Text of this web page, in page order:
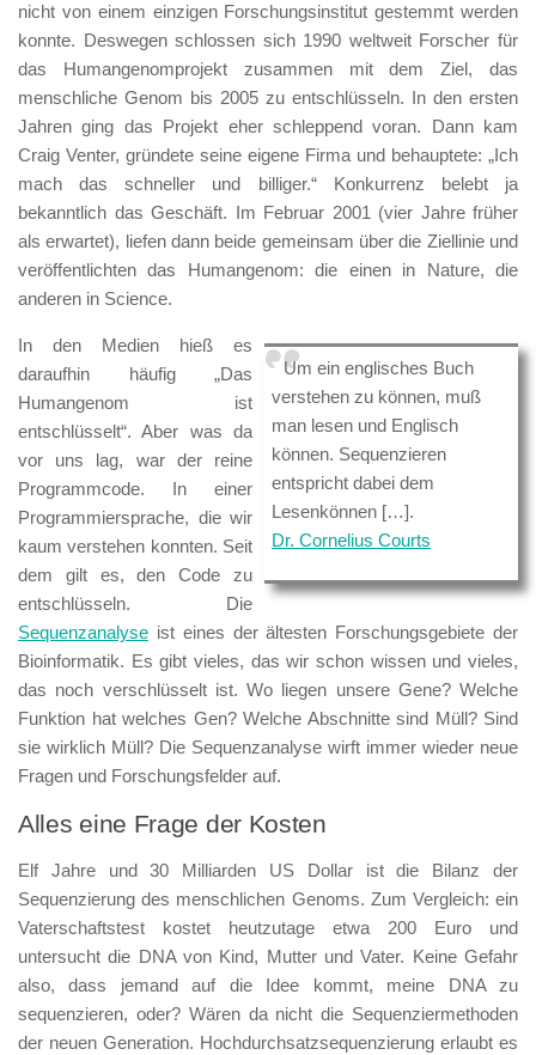
nicht von einem einzigen Forschungsinstitut gestemmt werden
konnte. Deswegen schlossen sich 1990 weltweit Forscher für
das Humangenomprojekt zusammen mit dem Ziel, das
menschliche Genom bis 2005 zu entschlüsseln. In den ersten
Jahren ging das Projekt eher schleppend voran. Dann kam
Craig Venter, gründete seine eigene Firma und behauptete: „Ich
mach das schneller und billiger.“ Konkurrenz belebt ja
bekanntlich das Geschäft. Im Februar 2001 (vier Jahre früher
als erwartet), liefen dann beide gemeinsam über die Ziellinie und
veröffentlichten das Humangenom: die einen in Nature, die
anderen in Science.
Um ein englisches Buch
verstehen zu können, muß
man lesen und Englisch
können. Sequenzieren
entspricht dabei dem
Lesenkönnen […].
Dr. Cornelius Courts
In den Medien hieß es
daraufhin häufig „Das
Humangenom ist
entschlüsselt“. Aber was da
vor uns lag, war der reine
Programmcode. In einer
Programmiersprache, die wir
kaum verstehen konnten. Seit
dem gilt es, den Code zu
entschlüsseln. Die
Sequenzanalyse ist eines der ältesten Forschungsgebiete der
Bioinformatik. Es gibt vieles, das wir schon wissen und vieles,
das noch verschlüsselt ist. Wo liegen unsere Gene? Welche
Funktion hat welches Gen? Welche Abschnitte sind Müll? Sind
sie wirklich Müll? Die Sequenzanalyse wirft immer wieder neue
Fragen und Forschungsfelder auf.
Alles eine Frage der Kosten
Elf Jahre und 30 Milliarden US Dollar ist die Bilanz der
Sequenzierung des menschlichen Genoms. Zum Vergleich: ein
Vaterschaftstest kostet heutzutage etwa 200 Euro und
untersucht die DNA von Kind, Mutter und Vater. Keine Gefahr
also, dass jemand auf die Idee kommt, meine DNA zu
sequenzieren, oder? Wären da nicht die Sequenziermethoden
der neuen Generation. Hochdurchsatzsequenzierung erlaubt es